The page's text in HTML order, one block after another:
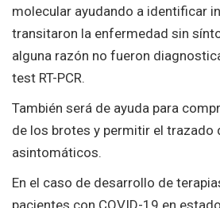
molecular ayudando a identificar
transitaron la enfermedad sin
alguna razón no fueron
test RT-PCR.
También será de ayuda para
de los brotes y permitir el trazado
asintomáticos.
En el caso de desarrollo de
pacientes con COVID-19 en